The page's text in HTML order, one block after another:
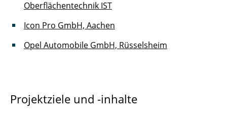
Oberflächentechnik IST
Icon Pro GmbH, Aachen
Opel Automobile GmbH, Rüsselsheim
Projektziele und -inhalte